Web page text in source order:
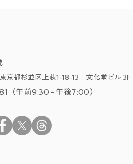
京都杉並区上荻1-18-13 文化堂ビル 3F
（午前9:30 - 午後7:00）